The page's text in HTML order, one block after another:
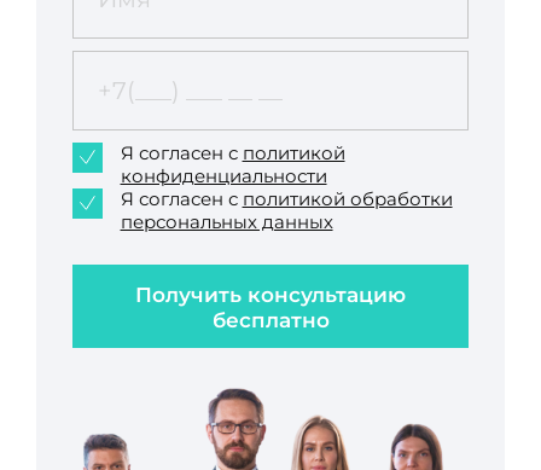
Получить консультацию
бесплатно
Я согласен с политикой
конфиденциальности
Я согласен с политикой обработки
персональных данных